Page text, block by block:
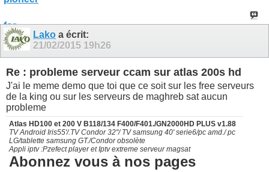
Lako a écrit:
21/02/2015 19h26
Re : probleme serveur ccam sur atlas 200s hd
J'ai le meme demo que toi que ce soit sur les free serveurs
de la king ou sur les serveurs de maghreb sat aucun
probleme
Atlas HD100 et 200 V B118/134 F400/F401./GN2000HD PLUS v1.88
TV Android Iris55'/.TV Condor 32"/ TV samsung 40' serie6/pc amd./ pc
LG/tablette samsung GT./Condor obsolète
Appli iptv :Pzefect player et Iptv extreme serveur magsat
Abonnez vous à nos pages